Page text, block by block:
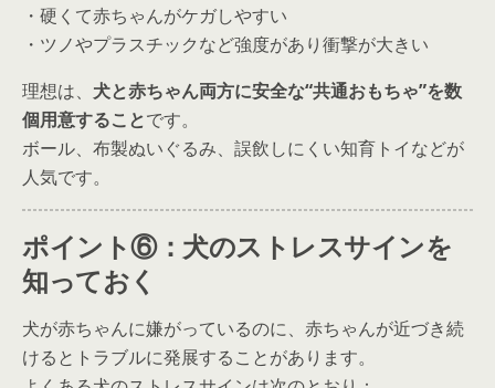
・硬くて赤ちゃんがケガしやすい
・ツノやプラスチックなど強度があり衝撃が大きい
理想は、 犬と赤ちゃん両方に安全な“共通おもちゃ”を数
個用意することです。
ボール、布製ぬいぐるみ、誤飲しにくい知育トイなどが
人気です。
ポイント⑥：犬のストレスサインを
知っておく
犬が赤ちゃんに嫌がっているのに、赤ちゃんが近づき続
けるとトラブルに発展することがあります。